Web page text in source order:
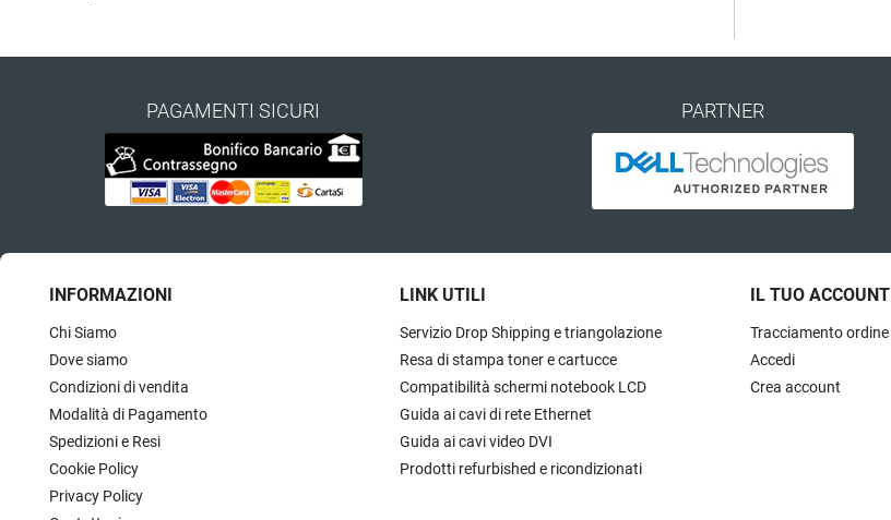
PAGAMENTI SICURI PARTNER
INFORMAZIONI
Chi Siamo
Dove siamo
Condizioni di vendita
Modalità di Pagamento
Spedizioni e Resi
Cookie Policy
Privacy Policy
LINK UTILI
Servizio Drop Shipping e triangolazione
Resa di stampa toner e cartucce
Compatibilità schermi notebook LCD
Guida ai cavi di rete Ethernet
Guida ai cavi video DVI
Prodotti refurbished e ricondizionati
IL TUO ACCOUNT
Tracciamento ordine
Accedi
Crea account